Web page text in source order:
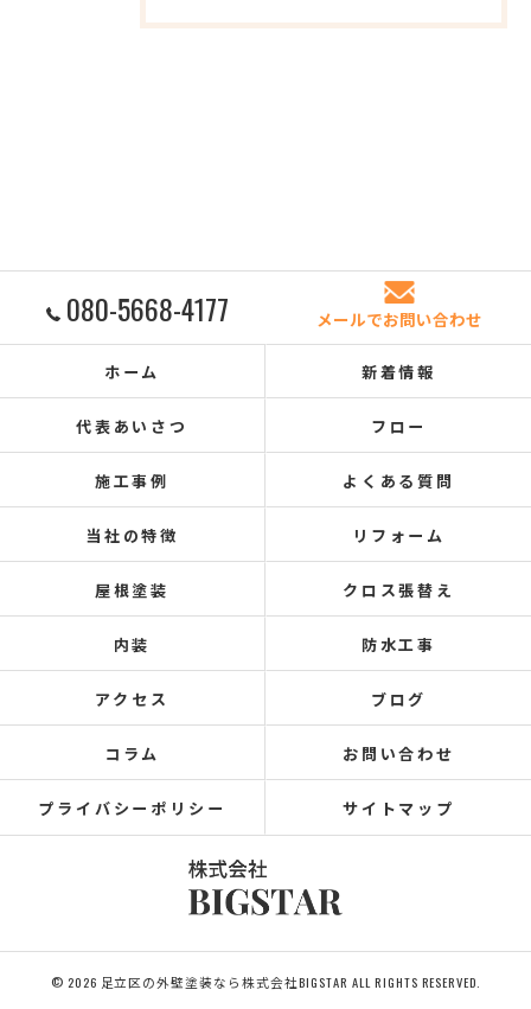
080-5668-4177 メールでお問い合わせ
ホーム 新着情報
代表あいさつ フロー
施工事例 よくある質問
当社の特徴 リフォーム
屋根塗装 クロス張替え
内装 防水工事
アクセス ブログ
コラム お問い合わせ
プライバシーポリシー サイトマップ
© 2026 足立区の外壁塗装なら株式会社BIGSTAR ALL RIGHTS RESERVED.